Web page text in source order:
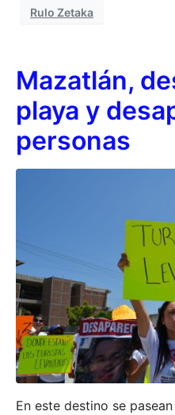
Rulo Zetaka
Mazatlán,
playa y
personas
En este destino se